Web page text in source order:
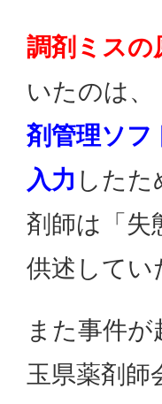
調剤ミスの
いたのは
剤管理ソフ
入力 した
剤師は「失
供述してい
また事件
玉県薬剤師